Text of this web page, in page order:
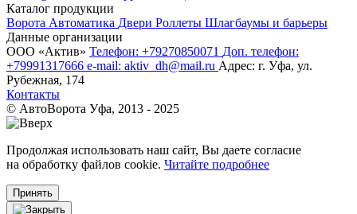
Каталог продукции
Ворота Автоматика Двери Роллеты Шлагбаумы и барьеры
Данные организации
ООО «‎Актив»‎ Телефон: +79270850071 Доп. телефон:
+79991317666 e-mail: aktiv_dh@mail.ru Адрес: г. Уфа, ул.
Рубежная, 174
Контакты
© АвтоВорота Уфа, 2013 - 2025
Продолжая использовать наш сайт, Вы даете согласие
на обработку файлов cookie. Читайте подробнее
Принять